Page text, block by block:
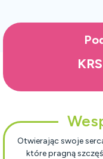
Otwierając swoje
które pragną